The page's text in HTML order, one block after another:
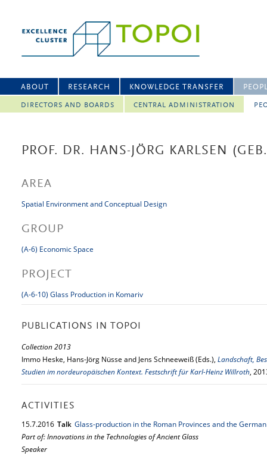
ABOUT RESEARCH KNOWLEDGE TRANSFER
DIRECTORS AND BOARDS CENTRAL ADMINISTRATION
PROF. DR. HANS-JÖRG KARLSEN
AREA
Spatial Environment and Conceptual Design
GROUP
(A-6) Economic Space
PROJECT
(A-6-10) Glass Production in Komariv
PUBLICATIONS IN TOPOI
Collection 2013
Immo Heske, Hans-Jörg Nüsse and Jens Schneeweiß (Eds.), Landschaft,
Studien im nordeuropäischen Kontext. Festschrift für Karl-Heinz Willroth,
ACTIVITIES
15.7.2016 Talk Glass-production in the Roman Provinces and the
Part of: Innovations in the Technologies of Ancient Glass
Speaker